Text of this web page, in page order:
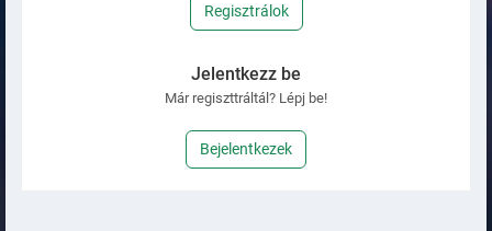
Regisztrálok
Jelentkezz be
Már regiszttráltál? Lépj be!
Bejelentkezek